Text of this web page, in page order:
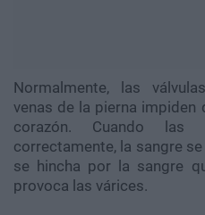
Normalmente, las
venas de la pierna impiden
corazón. Cuando las
correctamente, la sangre
se hincha por la sangre
provoca las várices.